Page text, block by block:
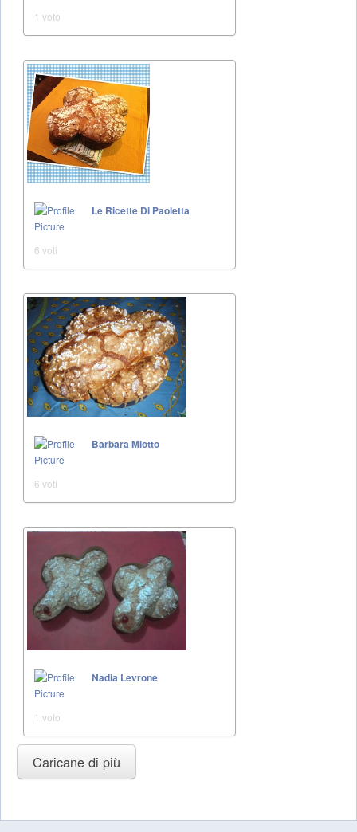
1 voto
Le Ricette Di Paoletta
6 voti
Barbara Miotto
6 voti
Nadia Levrone
1 voto
Caricane di più